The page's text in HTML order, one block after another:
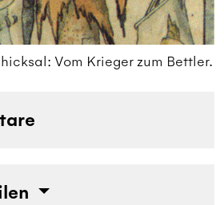
Vom ­Krieger zum Bettler.